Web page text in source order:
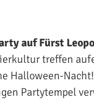
auf Fürst
treffen
Halloween-
Partytempel